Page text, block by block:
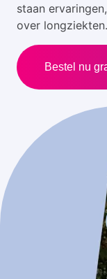
staan
over longziekten.
Bestel nu